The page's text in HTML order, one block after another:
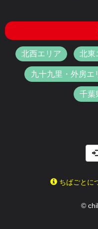
北西エリア 北東
九十九里・外房エ
千葉
ちばごとに
©